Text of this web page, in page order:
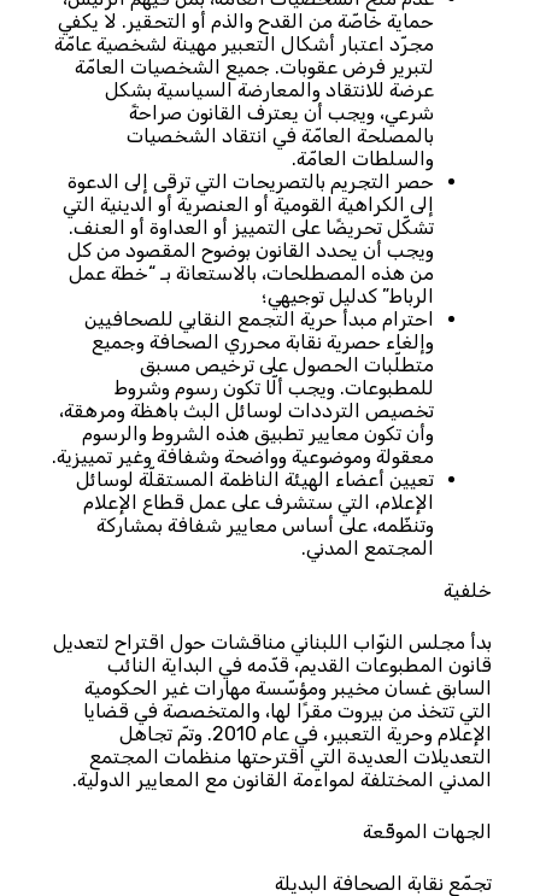
حماية خاصّة من القدح والذم أو التحقير. لا يكفي
مجرّد اعتبار أشكال التعبير مهينة لشخصية عامّة
لتبرير فرض عقوبات. جميع الشخصيات العامّة
عرضة للانتقاد والمعارضة السياسية بشكل
شرعي، ويجب أن يعترف القانون صراحةً
بالمصلحة العامّة في انتقاد الشخصيات
والسلطات العامّة.
حصر التجريم بالتصريحات التي ترقى إلى الدعوة
إلى الكراهية القومية أو العنصرية أو الدينية التي
تشكّل تحريضًا على التمييز أو العداوة أو العنف.
ويجب أن يحدد القانون بوضوح المقصود من كل
من هذه المصطلحات، بالاستعانة بـ “خطة عمل
الرباط” كدليل توجيهي؛
احترام مبدأ حرية التجمع النقابي للصحافيين
وإلغاء حصرية نقابة محرري الصحافة وجميع
متطلّبات الحصول على ترخيص مسبق
للمطبوعات. ويجب ألّا تكون رسوم وشروط
تخصيص الترددات لوسائل البث باهظة ومرهقة،
وأن تكون معايير تطبيق هذه الشروط والرسوم
معقولة وموضوعية وواضحة وشفافة وغير تمييزية.
تعيين أعضاء الهيئة الناظمة المستقلّة لوسائل
الإعلام، التي ستشرف على عمل قطاع الإعلام
وتنظّمه، على أساس معايير شفافة بمشاركة
المجتمع المدني.
خلفية
بدأ مجلس النوّاب اللبناني مناقشات حول اقتراح لتعديل
قانون المطبوعات القديم، قدّمه في البداية النائب
السابق غسان مخيبر ومؤسّسة مهارات غير الحكومية
التي تتخذ من بيروت مقرًا لها، والمتخصصة في قضايا
الإعلام وحرية التعبير، في عام 2010. وتمّ تجاهل
التعديلات العديدة التي اقترحتها منظمات المجتمع
المدني المختلفة لمواءمة القانون مع المعايير الدولية.
الجهات الموقّعة
تجمّع نقابة الصحافة البديلة